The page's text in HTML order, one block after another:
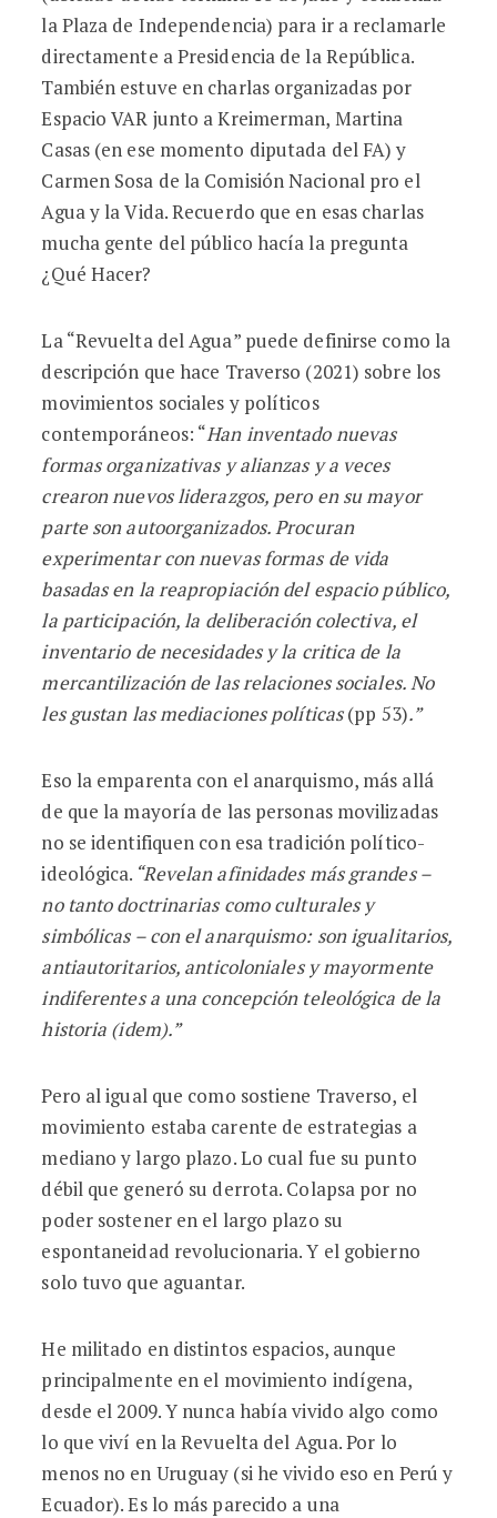
la Plaza de Independencia) para ir a reclamarle
directamente a Presidencia de la República.
También estuve en charlas organizadas por
Espacio VAR junto a Kreimerman, Martina
Casas (en ese momento diputada del FA) y
Carmen Sosa de la Comisión Nacional pro el
Agua y la Vida. Recuerdo que en esas charlas
mucha gente del público hacía la pregunta
¿Qué Hacer?
La “Revuelta del Agua” puede definirse como la
descripción que hace Traverso (2021) sobre los
movimientos sociales y políticos
contemporáneos: “Han inventado nuevas
formas organizativas y alianzas y a veces
crearon nuevos liderazgos, pero en su mayor
parte son autoorganizados. Procuran
experimentar con nuevas formas de vida
basadas en la reapropiación del espacio público,
la participación, la deliberación colectiva, el
inventario de necesidades y la critica de la
mercantilización de las relaciones sociales. No
les gustan las mediaciones políticas(pp 53).”
Eso la emparenta con el anarquismo, más allá
de que la mayoría de las personas movilizadas
no se identifiquen con esa tradición político-
ideológica. “Revelan afinidades más grandes –
no tanto doctrinarias como culturales y
simbólicas – con el anarquismo: son igualitarios,
antiautoritarios, anticoloniales y mayormente
indiferentes a una concepción teleológica de la
historia (idem).”
Pero al igual que como sostiene Traverso, el
movimiento estaba carente de estrategias a
mediano y largo plazo. Lo cual fue su punto
débil que generó su derrota. Colapsa por no
poder sostener en el largo plazo su
espontaneidad revolucionaria. Y el gobierno
solo tuvo que aguantar.
He militado en distintos espacios, aunque
principalmente en el movimiento indígena,
desde el 2009. Y nunca había vivido algo como
lo que viví en la Revuelta del Agua. Por lo
menos no en Uruguay (si he vivido eso en Perú y
Ecuador). Es lo más parecido a una